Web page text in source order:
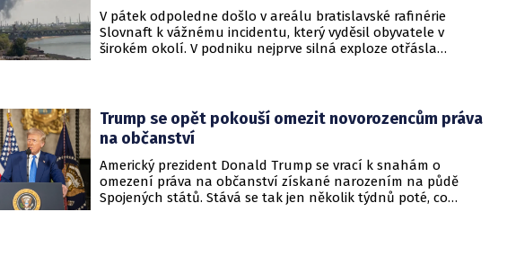
V pátek odpoledne došlo v areálu bratislavské rafinérie
Slovnaft k vážnému incidentu, který vyděsil obyvatele v
širokém okolí. V podniku nejprve silná exploze otřásla
Trump se opět pokouší omezit novorozencům práva
na občanství
Americký prezident Donald Trump se vrací k snahám o
omezení práva na občanství získané narozením na půdě
Spojených států. Stává se tak jen několik týdnů poté, co